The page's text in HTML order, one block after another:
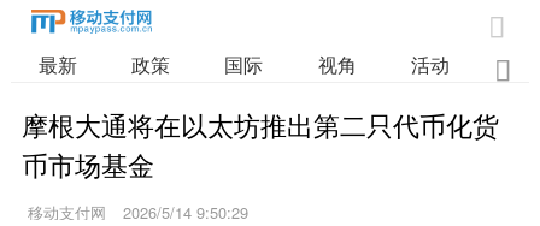

最新 政策 国际 视角 活动 业

摩根大通将在以太坊推出第二只代币化货
币市场基金
移动支付网 2026/5/14 9:50:29